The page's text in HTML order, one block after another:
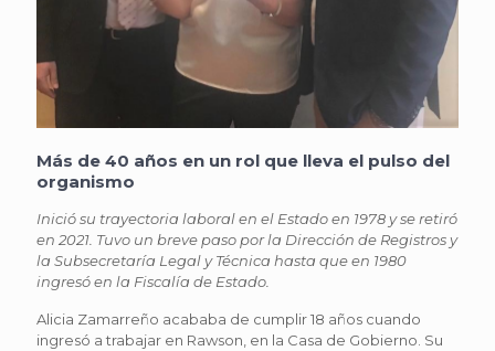
Más de 40 años en un rol que lleva el pulso del
organismo
Inició su trayectoria laboral en el Estado en 1978 y se retiró
en 2021. Tuvo un breve paso por la Dirección de Registros y
la Subsecretaría Legal y Técnica hasta que en 1980
ingresó en la Fiscalía de Estado.
Alicia Zamarreño acababa de cumplir 18 años cuando
ingresó a trabajar en Rawson, en la Casa de Gobierno. Su